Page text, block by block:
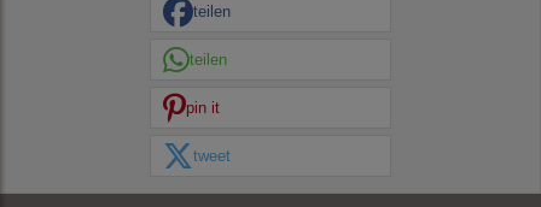
teilen
teilen
pin it
tweet